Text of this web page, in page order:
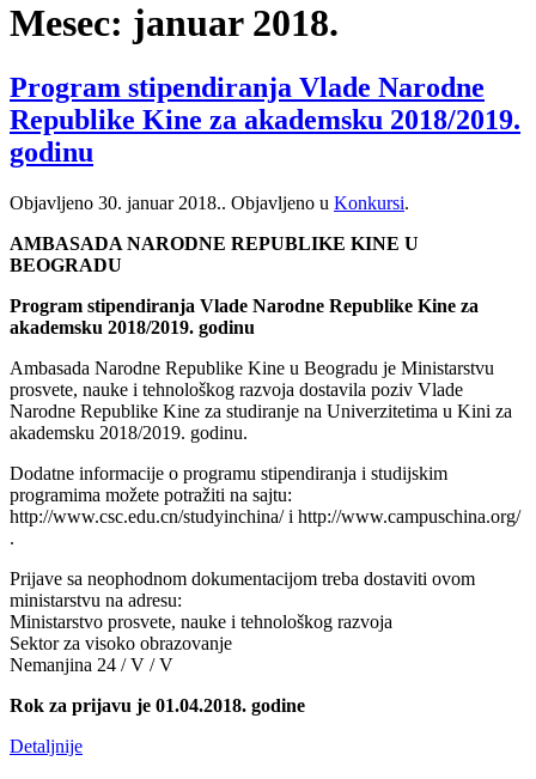
Mesec: januar 2018.
Program stipendiranja Vlade Narodne
Republike Kine za akademsku 2018/2019.
godinu
Objavljeno 30. januar 2018.. Objavljeno u Konkursi.
AMBASADA NARODNE REPUBLIKE KINE U
BEOGRADU
Program stipendiranja Vlade Narodne Republike Kine za
akademsku 2018/2019. godinu
Ambasada Narodne Republike Kine u Beogradu je Ministarstvu
prosvete, nauke i tehnološkog razvoja dostavila poziv Vlade
Narodne Republike Kine za studiranje na Univerzitetima u Kini za
akademsku 2018/2019. godinu.
Dodatne informacije o programu stipendiranja i studijskim
programima možete potražiti na sajtu:
http://www.csc.edu.cn/studyinchina/ i http://www.campuschina.org/
.
Prijave sa neophodnom dokumentacijom treba dostaviti ovom
ministarstvu na adresu:
Ministarstvo prosvete, nauke i tehnološkog razvoja
Sektor za visoko obrazovanje
Nemanjina 24 / V / V
Rok za prijavu je 01.04.2018. godine
Detaljnije